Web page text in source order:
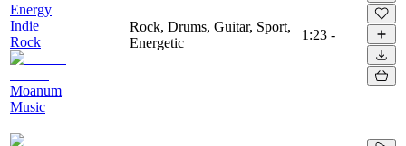
Energy
Indie
Rock
Moanum
Music
Rock, Drums, Guitar, Sport,
Energetic
1:23 -